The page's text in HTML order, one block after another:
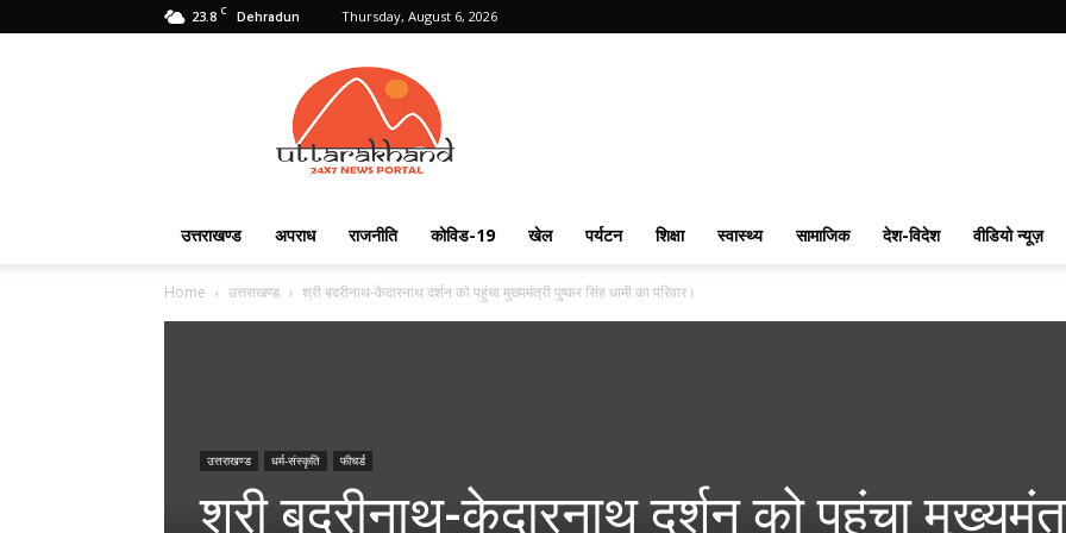
23.8 C Dehradun Thursday, August 6, 2026
Uttarakhand
24X7
उत्तराखण्ड अपराध राजनीति कोविड-19 खेल पर्यटन शिक्षा स्वास्थ्य सामाजिक देश-विदेश वीडियो न्यूज़
Home उत्तराखण्ड श्री बदरीनाथ-केदारनाथ दर्शन को पहुंचा मुख्यमंत्री पुष्कर सिंह धामी का परिवार।
उत्तराखण्ड धर्म-संस्कृति फीचर्ड
श्री बदरीनाथ-केदारनाथ दर्शन को पहुंचा